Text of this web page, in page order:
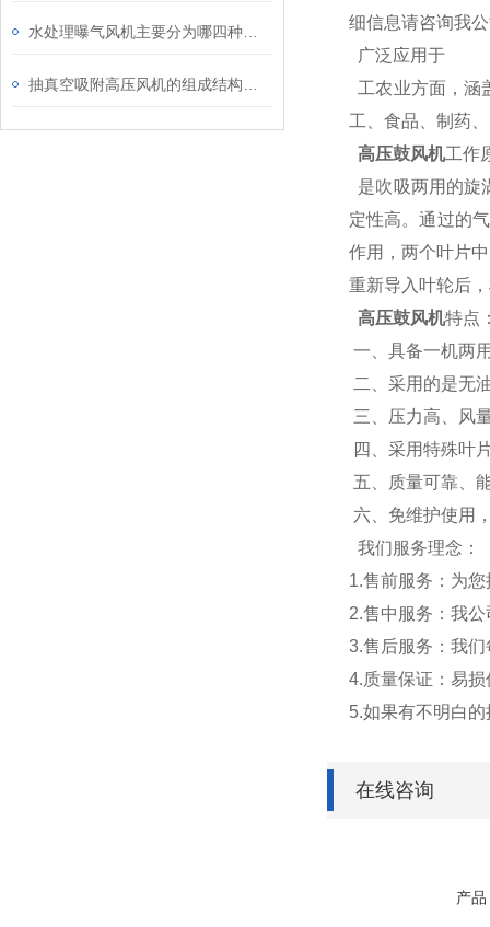
细信息请咨询我
广泛应用于
工农业方面，涵
工、食品、制药
高压鼓风机工作
是吹吸两用的旋
定性高。通过的
作用，两个叶片
重新导入叶轮后
高压鼓风机特点
一、具备一机两
二、采用的是无
三、压力高、风
四、采用特殊叶
五、质量可靠、
六、免维护使用
我们服务理念：
1.售前服务：为
2.售中服务：我
3.售后服务：我
4.质量保证：易
5.如果有不明白
在线咨询
产品